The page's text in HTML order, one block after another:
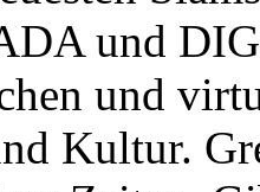
und
und
Kultur.